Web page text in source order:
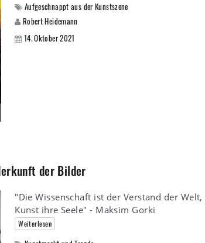
Aufgeschnappt aus der Kunstszene
Robert Heidemann
14. Oktober 2021
der Bilder
"Die Wissenschaft ist der Verstand der
Kunst ihre Seele" - Maksim Gorki
Weiterlesen